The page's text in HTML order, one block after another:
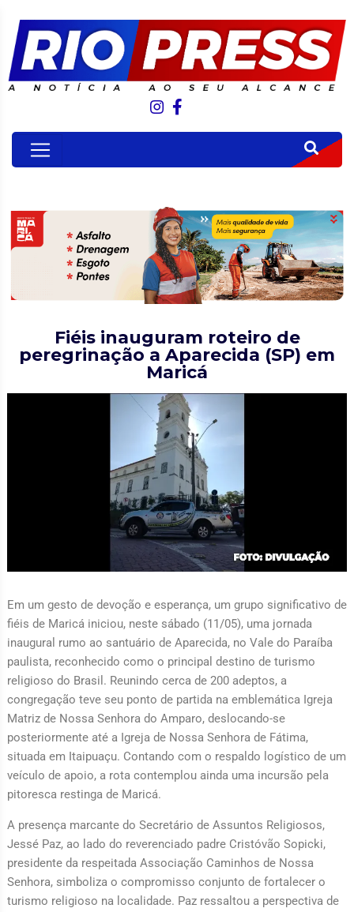
Fiéis inauguram roteiro de
peregrinação a Aparecida (SP) em
Maricá
Em um gesto de devoção e esperança, um grupo significativo de
fiéis de Maricá iniciou, neste sábado (11/05), uma jornada
inaugural rumo ao santuário de Aparecida, no Vale do Paraíba
paulista, reconhecido como o principal destino de turismo
religioso do Brasil. Reunindo cerca de 200 adeptos, a
congregação teve seu ponto de partida na emblemática Igreja
Matriz de Nossa Senhora do Amparo, deslocando-se
posteriormente até a Igreja de Nossa Senhora de Fátima,
situada em Itaipuaçu. Contando com o respaldo logístico de um
veículo de apoio, a rota contemplou ainda uma incursão pela
pitoresca restinga de Maricá.
A presença marcante do Secretário de Assuntos Religiosos,
Jessé Paz, ao lado do reverenciado padre Cristóvão Sopicki,
presidente da respeitada Associação Caminhos de Nossa
Senhora, simboliza o compromisso conjunto de fortalecer o
turismo religioso na localidade. Paz ressaltou a perspectiva de